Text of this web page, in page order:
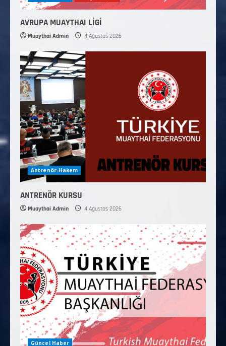
AVRUPA MUAYTHAI LİGİ
Muaythai Admin 4 Ağustos 2026
Antrenör-Hakem
ANTRENÖR KURSU
Muaythai Admin 4 Ağustos 2026
Güncel Haber